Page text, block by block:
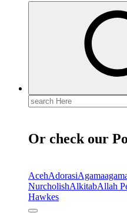
Search
for:
Or check our
AcehAdorasiAgama
NurcholishAlkitabAllah
Hawkes